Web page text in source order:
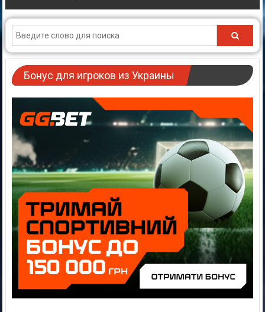
Бонус для игроков из Украины